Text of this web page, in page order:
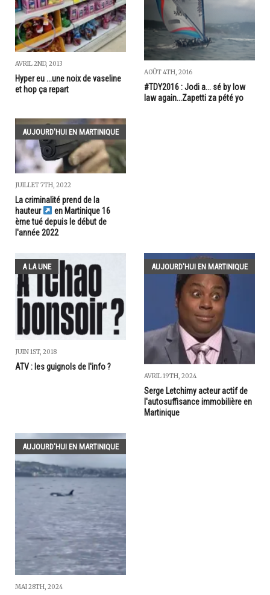
AVRIL 2ND, 2013
Hyper eu ...une noix de vaseline
et hop ça repart
AOÛT 4TH, 2016
#TDY2016 : Jodi a... sé by low
law again...Zapetti za pété yo
AUJOURD'HUI EN MARTINIQUE
JUILLET 7TH, 2022
La criminalité prend de la
hauteur
en Martinique 16
ème tué depuis le début de
l'année 2022
A LA UNE
JUIN 1ST, 2018
ATV : les guignols de l'info ?
AUJOURD'HUI EN MARTINIQUE
AVRIL 19TH, 2024
Serge Letchimy acteur actif de
l'autosuffisance immobilière en
Martinique
AUJOURD'HUI EN MARTINIQUE
MAI 28TH, 2024